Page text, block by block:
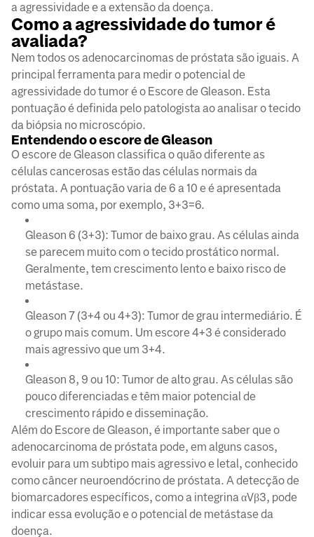
a agressividade e a extensão da doença.
Como a agressividade do tumor é
avaliada?
Nem todos os adenocarcinomas de próstata são iguais. A
principal ferramenta para medir o potencial de
agressividade do tumor é o Escore de Gleason. Esta
pontuação é definida pelo patologista ao analisar o tecido
da biópsia no microscópio.
Entendendo o escore de Gleason
O escore de Gleason classifica o quão diferente as
células cancerosas estão das células normais da
próstata. A pontuação varia de 6 a 10 e é apresentada
como uma soma, por exemplo, 3+3=6.
Gleason 6 (3+3): Tumor de baixo grau. As células ainda
se parecem muito com o tecido prostático normal.
Geralmente, tem crescimento lento e baixo risco de
metástase.
Gleason 7 (3+4 ou 4+3): Tumor de grau intermediário. É
o grupo mais comum. Um escore 4+3 é considerado
mais agressivo que um 3+4.
Gleason 8, 9 ou 10: Tumor de alto grau. As células são
pouco diferenciadas e têm maior potencial de
crescimento rápido e disseminação.
Além do Escore de Gleason, é importante saber que o
adenocarcinoma de próstata pode, em alguns casos,
evoluir para um subtipo mais agressivo e letal, conhecido
como câncer neuroendócrino de próstata. A detecção de
biomarcadores específicos, como a integrina αVβ3, pode
indicar essa evolução e o potencial de metástase da
doença.